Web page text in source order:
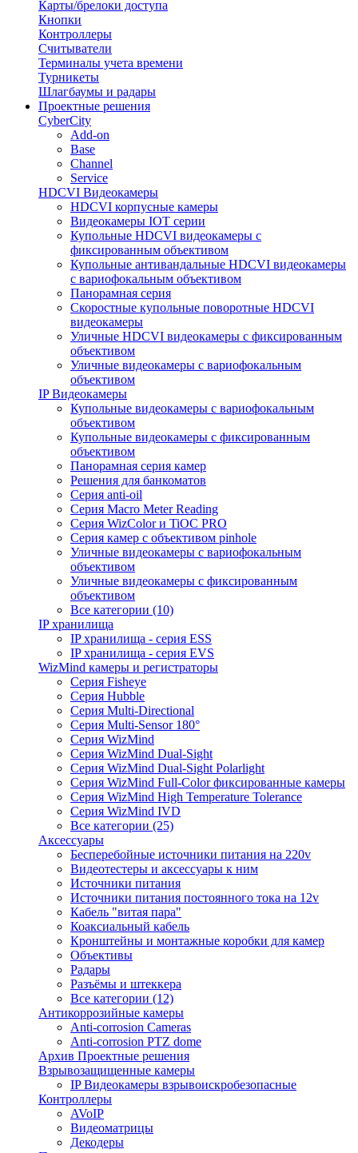
Карты/брелоки доступа
Кнопки
Контроллеры
Считыватели
Терминалы учета времени
Турникеты
Шлагбаумы и радары
Проектные решения
CyberCity
Add-on
Base
Channel
Service
HDCVI Видеокамеры
HDCVI корпусные камеры
Видеокамеры IOT серии
Купольные HDCVI видеокамеры с
фиксированным объективом
Купольные антивандальные HDCVI видеокамеры
с вариофокальным объективом
Панорамная серия
Скоростные купольные поворотные HDCVI
видеокамеры
Уличные HDCVI видеокамеры с фиксированным
объективом
Уличные видеокамеры с вариофокальным
объективом
IP Видеокамеры
Купольные видеокамеры с вариофокальным
объективом
Купольные видеокамеры с фиксированным
объективом
Панорамная серия камер
Решения для банкоматов
Серия anti-oil
Серия Macro Meter Reading
Серия WizColor и TiOC PRO
Серия камер с объективом pinhole
Уличные видеокамеры с вариофокальным
объективом
Уличные видеокамеры с фиксированным
объективом
Все категории (10)
IP хранилища
IP хранилища - серия ESS
IP хранилища - серия EVS
WizMind камеры и регистраторы
Серия Fisheye
Серия Hubble
Серия Multi-Directional
Серия Multi-Sensor 180°
Серия WizMind
Серия WizMind Dual-Sight
Серия WizMind Dual-Sight Polarlight
Серия WizMind Full-Color фиксированные камеры
Серия WizMind High Temperature Tolerance
Серия WizMind IVD
Все категории (25)
Аксессуары
Бесперебойные источники питания на 220v
Видеотестеры и аксессуары к ним
Источники питания
Источники питания постоянного тока на 12v
Кабель "витая пара"
Коаксиальный кабель
Кронштейны и монтажные коробки для камер
Объективы
Радары
Разъёмы и штеккера
Все категории (12)
Антикоррозийные камеры
Anti-corrosion Cameras
Anti-corrosion PTZ dome
Архив Проектные решения
Взрывозащищенные камеры
IP Видеокамеры взрывоискробезопасные
Контроллеры
AVoIP
Видеоматрицы
Декодеры